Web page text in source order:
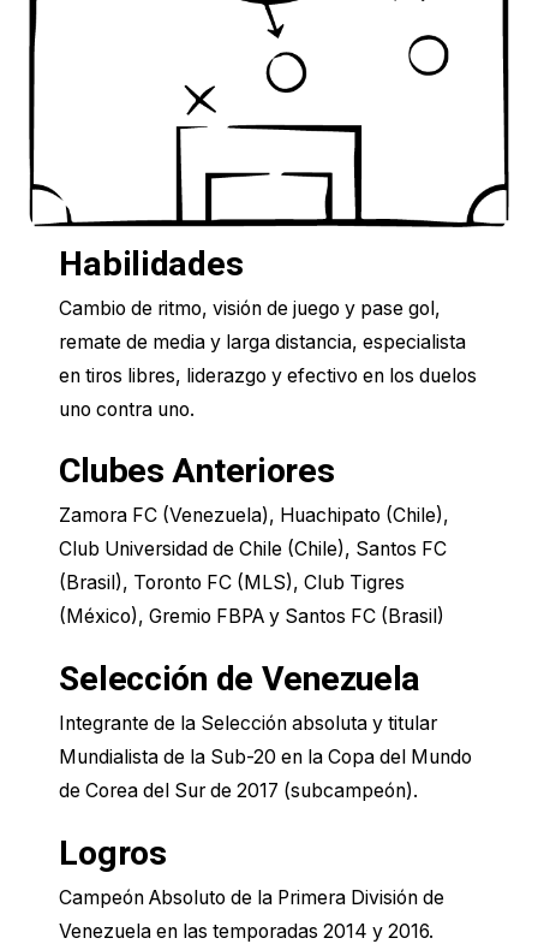
Habilidades
Cambio de ritmo, visión de juego y pase gol,
remate de media y larga distancia, especialista
en tiros libres, liderazgo y efectivo en los duelos
uno contra uno.
Clubes Anteriores
Zamora FC (Venezuela), Huachipato (Chile),
Club Universidad de Chile​ (Chile), Santos FC
(Brasil), Toronto FC (MLS), Club Tigres
(México), Gremio FBPA y Santos FC (Brasil)
Selección de Venezuela
Integrante de la Selección absoluta y titular
Mundialista de la Sub-20 en la Copa del Mundo
de Corea del Sur de 2017 (subcampeón).
Logros
Campeón Absoluto de la Primera División de
Venezuela en las temporadas 2014 y 2016.